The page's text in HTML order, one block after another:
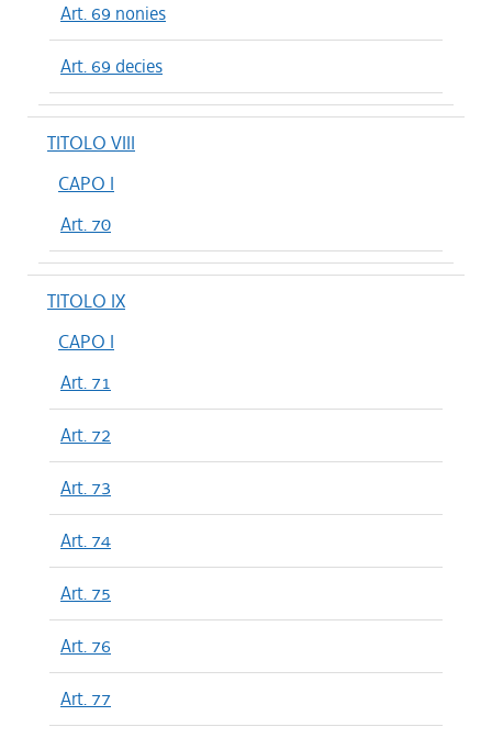
Art. 69 nonies
Art. 69 decies
TITOLO VIII
CAPO I
Art. 70
TITOLO IX
CAPO I
Art. 71
Art. 72
Art. 73
Art. 74
Art. 75
Art. 76
Art. 77